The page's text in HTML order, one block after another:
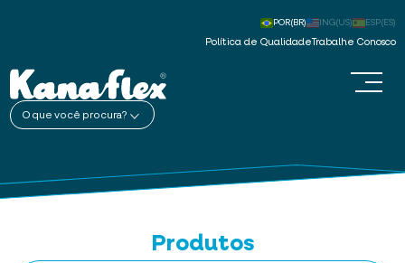
Política de Qualidade Trabalhe Conosco
POR(BR) ING(US) ESP(ES)
O que você procura?
Produtos